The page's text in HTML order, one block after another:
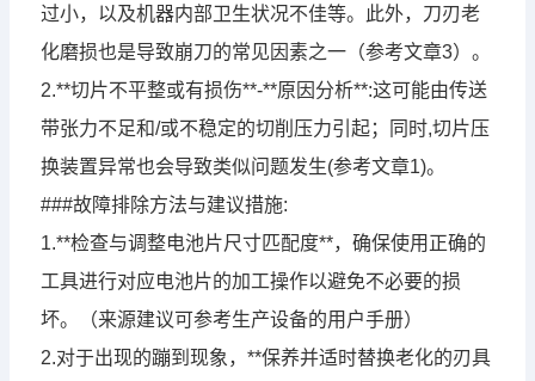
过小，以及机器内部卫生状况不佳等。此外，刀刃老
化磨损也是导致崩刀的常见因素之一（参考文章3）。
2.**切片不平整或有损伤**-**原因分析**:这可能由传送
带张力不足和/或不稳定的切削压力引起；同时,切片压
换装置异常也会导致类似问题发生(参考文章1)。
###故障排除方法与建议措施:
1.**检查与调整电池片尺寸匹配度**，确保使用正确的
工具进行对应电池片的加工操作以避免不必要的损
坏。（来源建议可参考生产设备的用户手册）
2.对于出现的蹦到现象，**保养并适时替换老化的刃具